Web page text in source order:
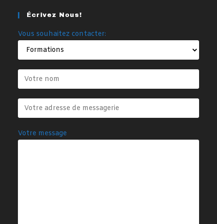
Écrivez Nous!
Vous souhaitez contacter:
Votre message